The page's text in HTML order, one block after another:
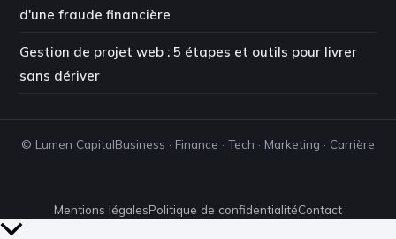
d'une fraude financière
Gestion de projet web : 5 étapes et outils pour livrer
sans dériver
© Lumen CapitalBusiness · Finance · Tech · Marketing · Carrière
Mentions légalesPolitique de confidentialitéContact